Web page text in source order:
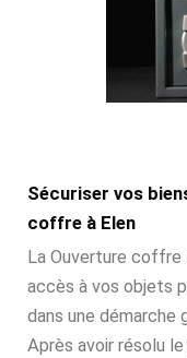
Sécuriser vos
coffre à Elen
La Ouverture coffre
accès à vos objets
dans une démarche
Après avoir résolu